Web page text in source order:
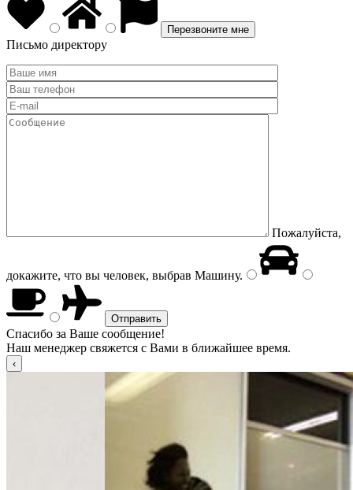
Письмо директору
Пожалуйста,
докажите, что вы человек, выбрав Машину.
Спасибо за Ваше сообщение!
Наш менеджер свяжется с Вами в ближайшее время.